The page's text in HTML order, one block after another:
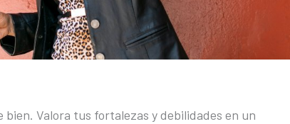
bien. Valora tus fortalezas y debilidades en un